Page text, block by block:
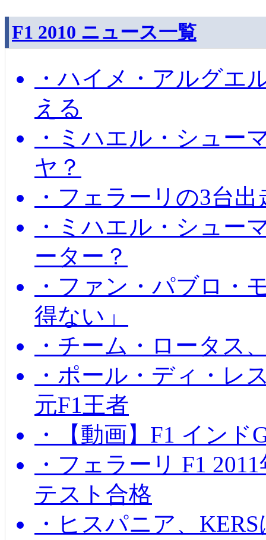
F1 2010 ニュース一覧
・ハイメ・アルグエ
える
・ミハエル・シュー
ヤ？
・フェラーリの3台
・ミハエル・シュー
ーター？
・ファン・パブロ・
得ない」
・チーム・ロータス
・ポール・ディ・レ
元F1王者
・【動画】F1 イン
・フェラーリ F1
テスト合格
・ヒスパニア、